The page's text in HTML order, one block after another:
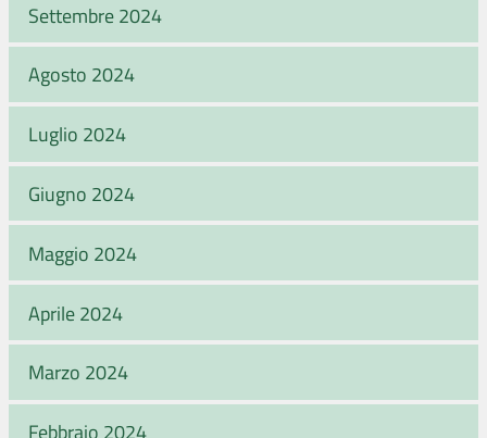
Settembre 2024
Agosto 2024
Luglio 2024
Giugno 2024
Maggio 2024
Aprile 2024
Marzo 2024
Febbraio 2024